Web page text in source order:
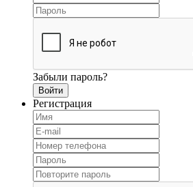
Забыли пароль?
Регистрация